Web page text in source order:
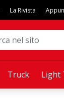
Truck Light
La Rivista